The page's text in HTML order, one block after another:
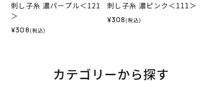
刺し子糸 濃パープル＜121
＞
¥308 (税込)
刺し子糸 濃ピンク＜111＞
¥308 (税込)
カテゴリーから探す